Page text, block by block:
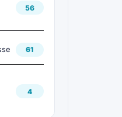
56
61
4